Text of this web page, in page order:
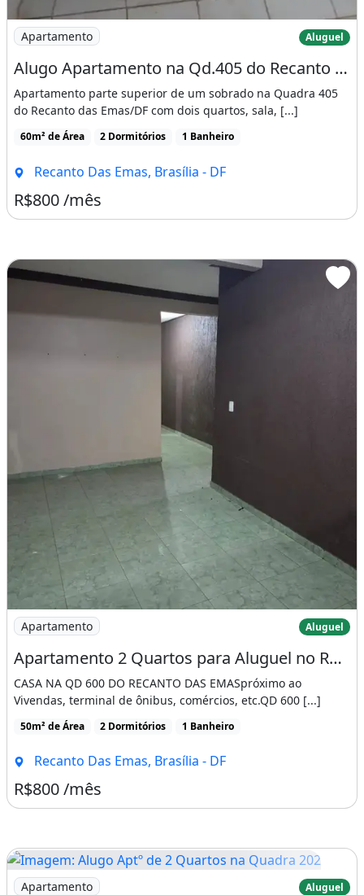
Imagem: Alugo Apartamento na Qd.405 do Recanto das
Apartamento Aluguel
Alugo Apartamento na Qd.405 do Recanto das Emas - Brasília - Df
Apartamento parte superior de um sobrado na Quadra 405
do Recanto das Emas/DF com dois quartos, sala, [...]
60m² de Área 2 Dormitórios 1 Banheiro
Recanto Das Emas, Brasília - DF
R$800 /mês
Imagem: Apartamento 2 Quartos para Aluguel no
Apartamento Aluguel
Apartamento 2 Quartos para Aluguel no Recanto das Emas - Brasília - Df
CASA NA QD 600 DO RECANTO DAS EMASpróximo ao
Vivendas, terminal de ônibus, comércios, etc.QD 600 [...]
50m² de Área 2 Dormitórios 1 Banheiro
Recanto Das Emas, Brasília - DF
R$800 /mês
Imagem: Alugo Aptº de 2 Quartos na Quadra 202
Apartamento Aluguel